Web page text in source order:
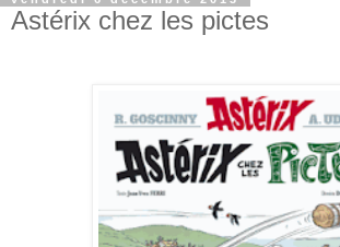
Astérix chez les pictes